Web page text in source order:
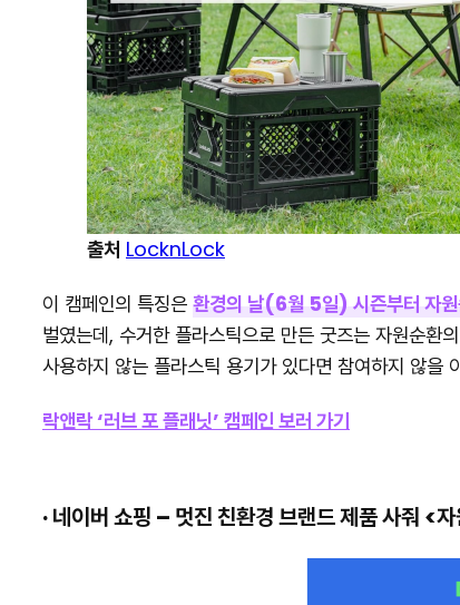
출처 LocknLock
이 캠페인의 특징은 환경의 날(6월 5일) 시즌부터 자
벌였는데, 수거한 플라스틱으로 만든 굿즈는 자원순
사용하지 않는 플라스틱 용기가 있다면 참여하지 않을
락앤락 ‘러브 포 플래닛’ 캠페인 보러 가기
· 네이버 쇼핑 – 멋진 친환경 브랜드 제품 사줘 <